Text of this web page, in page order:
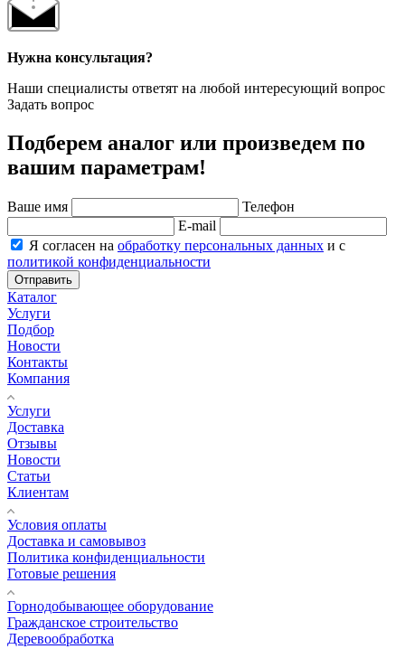
Нужна консультация?
Наши специалисты ответят на любой интересующий вопрос
Задать вопрос
Подберем аналог или произведем по
вашим параметрам!
Ваше имя
Телефон
E-mail
Я согласен на обработку персональных данных и с
политикой конфиденциальности
Отправить
Каталог
Услуги
Подбор
Новости
Контакты
Компания
Услуги
Доставка
Отзывы
Новости
Статьи
Клиентам
Условия оплаты
Доставка и самовывоз
Политика конфиденциальности
Готовые решения
Горнодобывающее оборудование
Гражданское строительство
Деревообработка